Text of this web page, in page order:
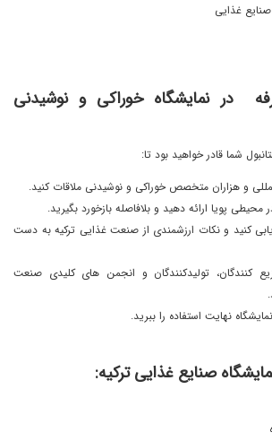
غذایی
در نمایشگاه خوراکی و نوشیدنی
شما قادر خواهید بود تا:
و هزاران متخصص خوراکی و نوشیدنی ملاقات کنید.
پویا ارائه دهید و بلافاصله بازخورد بگیرید.
کنید و نکات ارزشمندی از صنعت غذایی ترکیه به دست
کنندگان، تولیدکنندگان و انجمن های کلیدی صنعت
نهایت استفاده را ببرید.
صنایع غذایی ترکیه: